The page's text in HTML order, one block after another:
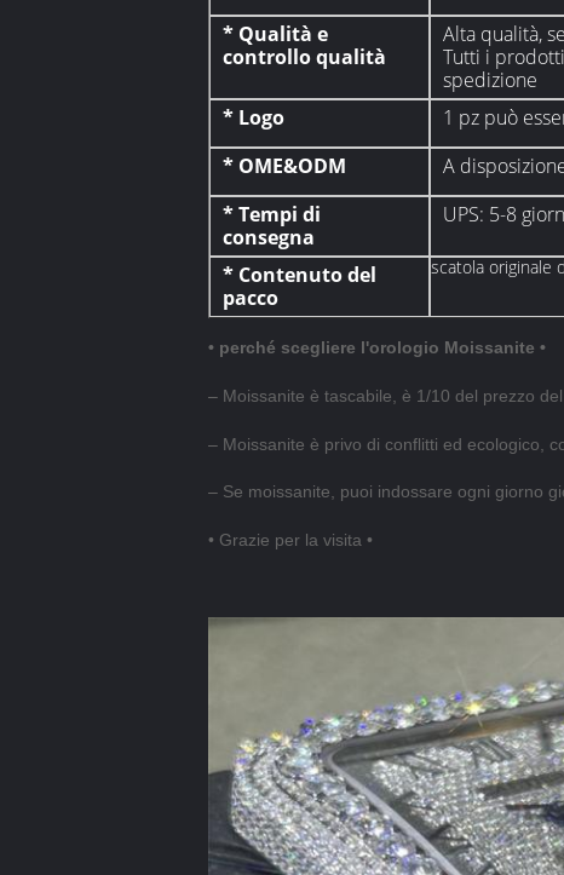
* Qualità e
controllo qualità
Alta qualità,
Tutti i
spedizione
* Logo
1 pz può
* OME&ODM
A
* Tempi di
consegna
UPS: 5-8
* Contenuto del
pacco
scatola originale
• perché scegliere l'orologio Moissanite •
– Moissanite è tascabile, è 1/10 del prezzo
– Moissanite è privo di conflitti ed ecologico,
– Se moissanite, puoi indossare ogni giorno
• Grazie per la visita •